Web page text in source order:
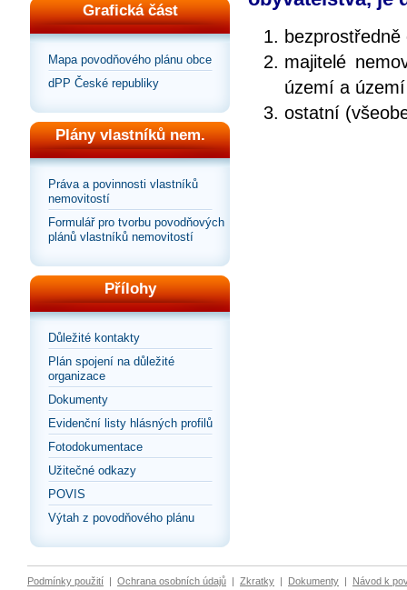
Grafická část
Mapa povodňového plánu obce
dPP České republiky
Plány vlastníků nem.
Práva a povinnosti vlastníků
nemovitostí
Formulář pro tvorbu povodňových
plánů vlastníků nemovitostí
Přílohy
Důležité kontakty
Plán spojení na důležité
organizace
Dokumenty
Evidenční listy hlásných profilů
Fotodokumentace
Užitečné odkazy
POVIS
Výtah z povodňového plánu
majitelé
území a
ostatní
Podmínky použití | Ochrana osobních údajů | Zkratky | Dokumenty | Návod k